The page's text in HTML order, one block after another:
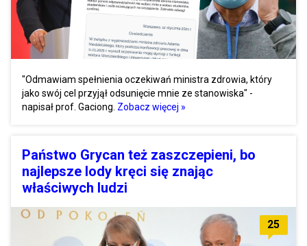
"Odmawiam spełnienia oczekiwań ministra zdrowia, który
jako swój cel przyjął odsunięcie mnie ze stanowiska" -
napisał prof. Gaciong. Zobacz więcej »
Państwo Grycan też zaszczepieni, bo
najlepsze lody kręci się znając
właściwych ludzi
25